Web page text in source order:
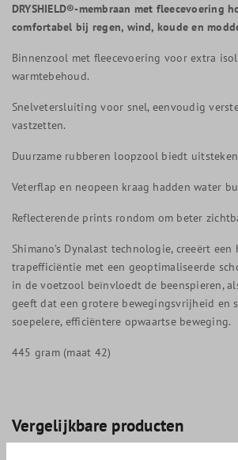
DRYSHIELD®-membraan met fleecevoering
comfortabel bij regen, wind, koude en
Binnenzool met fleecevoering voor extra
warmtebehoud.
Snelvetersluiting voor snel, eenvoudig
vastzetten.
Duurzame rubberen loopzool biedt
Veterflap en neopeen kraag hadden water
Reflecterende prints rondom om beter
Shimano’s Dynalast technologie, creeërt een
trapefficiëntie met een geoptimaliseerde
in de voetzool beïnvloedt de beenspieren,
geeft dat een grotere bewegingsvrijheid en
soepelere, efficiëntere opwaartse beweging.
445 gram (maat 42)
Vergelijkbare producten